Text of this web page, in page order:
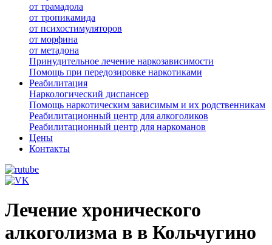
от трамадола
от тропикамида
от психостимуляторов
от морфина
от метадона
Принудительное лечение наркозависимости
Помощь при передозировке наркотиками
Реабилитация
Наркологический диспансер
Помощь наркотическим зависимым и их родственникам
Реабилитационный центр для алкоголиков
Реабилитационный центр для наркоманов
Цены
Контакты
Лечение хронического
алкоголизма в в Кольчугино